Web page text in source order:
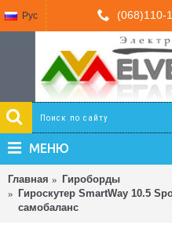
(068)110-
Рус
МЕНЮ
Главная
Гироборды
Гироскутер SmartWay 10.5
самобаланс